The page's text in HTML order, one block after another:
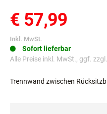
€ 57,99
Inkl. MwSt.
Sofort lieferbar
Alle Preise inkl. MwSt., ggf. zzgl.
Trennwand zwischen